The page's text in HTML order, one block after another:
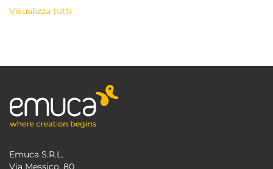
Visualizza tutti
Emuca S.R.L.
Via Messico, 80